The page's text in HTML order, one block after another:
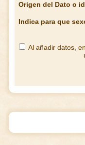
Origen del Dato o
Indica para que
Al añadir datos,